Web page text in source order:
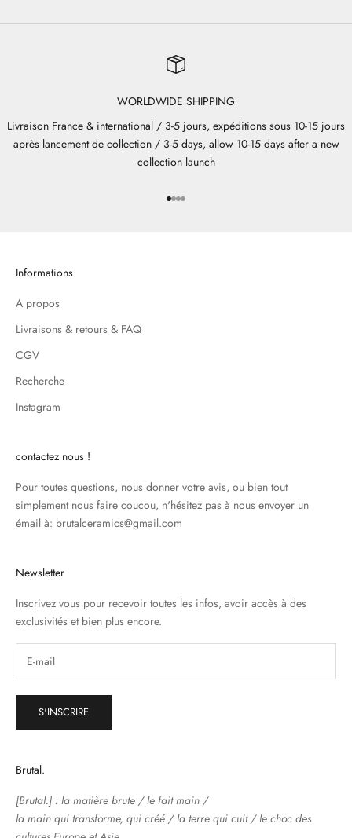
WORLDWIDE SHIPPING
Livraison France & international / 3-5 jours, expéditions sous 10-15 jours
après lancement de collection / 3-5 days, allow 10-15 days after a new
collection launch
Aller à l'élément 1
Aller à l'élément 2
Aller à l'élément 3
Aller à l'élément 4
Informations
A propos
Livraisons & retours & FAQ
CGV
Recherche
Instagram
contactez nous !
Pour toutes questions, nous donner votre avis, ou bien tout
simplement nous faire coucou, n'hésitez pas à nous envoyer un
émail à: brutalceramics@gmail.com
Newsletter
Inscrivez vous pour recevoir toutes les infos, avoir accès à des
exclusivités et bien plus encore.
S'INSCRIRE
Brutal.
[Brutal.] : la matière brute / le fait main /
la main qui transforme, qui créé / la terre qui cuit / le choc des